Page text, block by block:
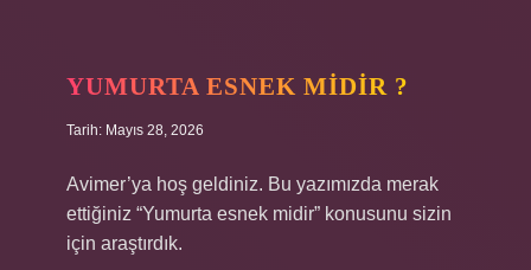
Hakkımızda
YUMURTA ESNEK MIDIR ?
Tarih: Mayıs 28, 2026
Avimer’ya hoş geldiniz. Bu yazımızda merak
ettiğiniz “Yumurta esnek midir” konusunu sizin
için araştırdık.